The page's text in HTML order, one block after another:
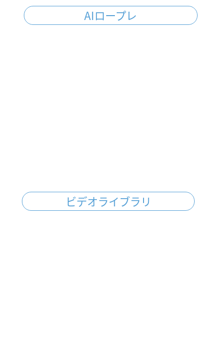
AIロープレ
ビデオライブラリ